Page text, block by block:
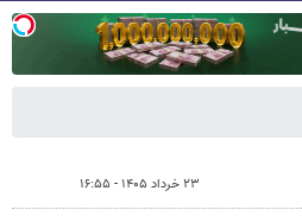
۲۳ خرداد ۱۴۰۵ - ۱۶:۵۵